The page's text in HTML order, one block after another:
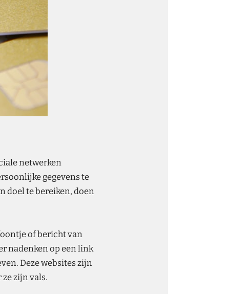
netwerken
gegevens te
doel te bereiken, doen
of bericht van
nadenken op een link
Deze websites zijn
zijn vals.